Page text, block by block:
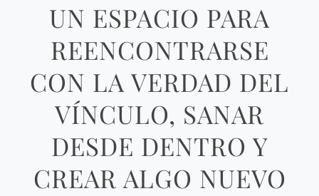
UN ESPACIO PARA
REENCONTRARSE
CON LA VERDAD DEL
VÍNCULO, SANAR
DESDE DENTRO Y
CREAR ALGO NUEVO